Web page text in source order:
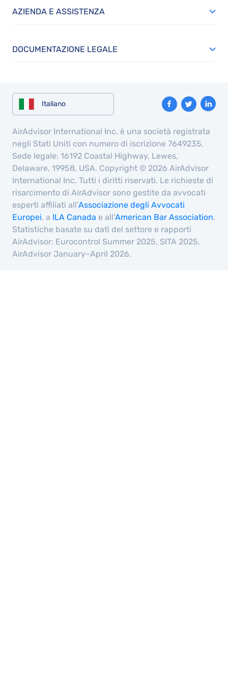
AZIENDA E ASSISTENZA
DOCUMENTAZIONE LEGALE
Italiano
AirAdvisor International Inc. è una società registrata
negli Stati Uniti con numero di iscrizione 7649235.
Sede legale: 16192 Coastal Highway, Lewes,
Delaware, 19958, USA. Copyright © 2026 AirAdvisor
International Inc. Tutti i diritti riservati. Le richieste di
risarcimento di AirAdvisor sono gestite da avvocati
esperti affiliati all’Associazione degli Avvocati
Europei, a ILA Canada e all’American Bar Association.
Statistiche basate su dati del settore e rapporti
AirAdvisor: Eurocontrol Summer 2025, SITA 2025,
AirAdvisor January–April 2026.